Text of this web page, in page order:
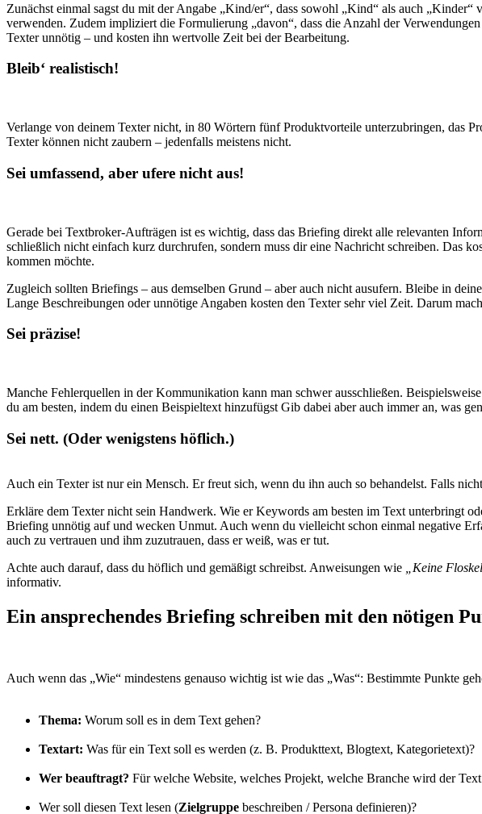
Zunächst einmal sagst du mit der Angabe „Kind/er“, dass sowohl „Kind“ als auch
verwenden. Zudem impliziert die Formulierung „davon“, dass die Anzahl der
Texter unnötig – und kosten ihn wertvolle Zeit bei der Bearbeitung.
Bleib‘ realistisch!
Verlange von deinem Texter nicht, in 80 Wörtern fünf Produktvorteile unterzubringen, das
Texter können nicht zaubern – jedenfalls meistens nicht.
Sei umfassend, aber ufere nicht aus!
Gerade bei Textbroker-Aufträgen ist es wichtig, dass das Briefing direkt alle relevanten
schließlich nicht einfach kurz durchrufen, sondern muss dir eine Nachricht schreiben. Das
kommen möchte.
Zugleich sollten Briefings – aus demselben Grund – aber auch nicht ausufern. Bleibe in
Lange Beschreibungen oder unnötige Angaben kosten den Texter sehr viel Zeit. Darum
Sei präzise!
Manche Fehlerquellen in der Kommunikation kann man schwer ausschließen.
du am besten, indem du einen Beispieltext hinzufügst Gib dabei aber auch immer an, was
Sei nett. (Oder wenigstens höflich.)
Auch ein Texter ist nur ein Mensch. Er freut sich, wenn du ihn auch so behandelst. Falls
Erkläre dem Texter nicht sein Handwerk. Wie er Keywords am besten im Text unterbringt
Briefing unnötig auf und wecken Unmut. Auch wenn du vielleicht schon einmal negative
auch zu vertrauen und ihm zuzutrauen, dass er weiß, was er tut.
Achte auch darauf, dass du höflich und gemäßigt schreibst. Anweisungen wie „Keine
informativ.
Ein ansprechendes Briefing schreiben mit den nötigen
Auch wenn das „Wie“ mindestens genauso wichtig ist wie das „Was“: Bestimmte Punkte
Thema: Worum soll es in dem Text gehen?
Textart: Was für ein Text soll es werden (z. B. Produkttext, Blogtext, Kategorietext)?
Wer beauftragt? Für welche Website, welches Projekt, welche Branche wird der
Wer soll diesen Text lesen (Zielgruppe beschreiben / Persona definieren)?